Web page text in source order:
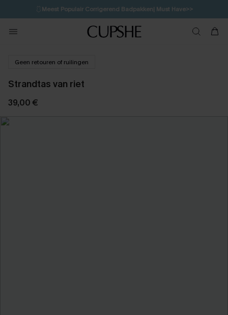
🩱Meest Populair Corrigerend Badpakken| Must Have>>
💌Abonneer je & ontvang tot 15% korting>>
Koop 3, krijg 15% korting | CODE: SW15 1D:12H:54M:47S
Geen retouren of ruilingen
Strandtas van riet
39,00 €